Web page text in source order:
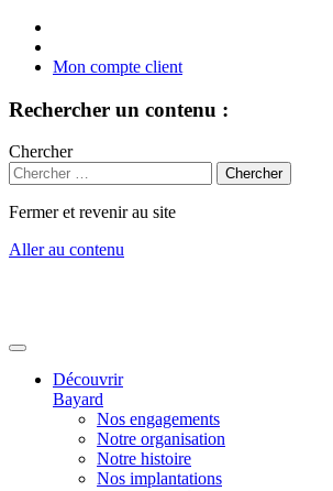
Mon compte client
Rechercher un contenu :
Chercher
Fermer et revenir au site
Aller au contenu
Découvrir
Bayard
Nos engagements
Notre organisation
Notre histoire
Nos implantations